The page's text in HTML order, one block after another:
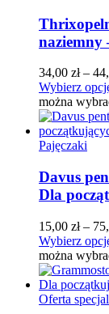
naziemny
34,00 zł –
Wybierz
można
Pajęczaki
Davus
Dla
15,00 zł –
Wybierz
można
Oferta